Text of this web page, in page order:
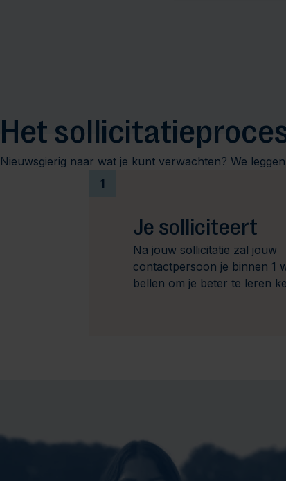
Het
Nieuwsgierig naar wat je kunt verwachten? We
1
Je solliciteert
Na jouw sollicitatie zal jouw
contactpersoon je binnen 1
bellen om je beter te leren